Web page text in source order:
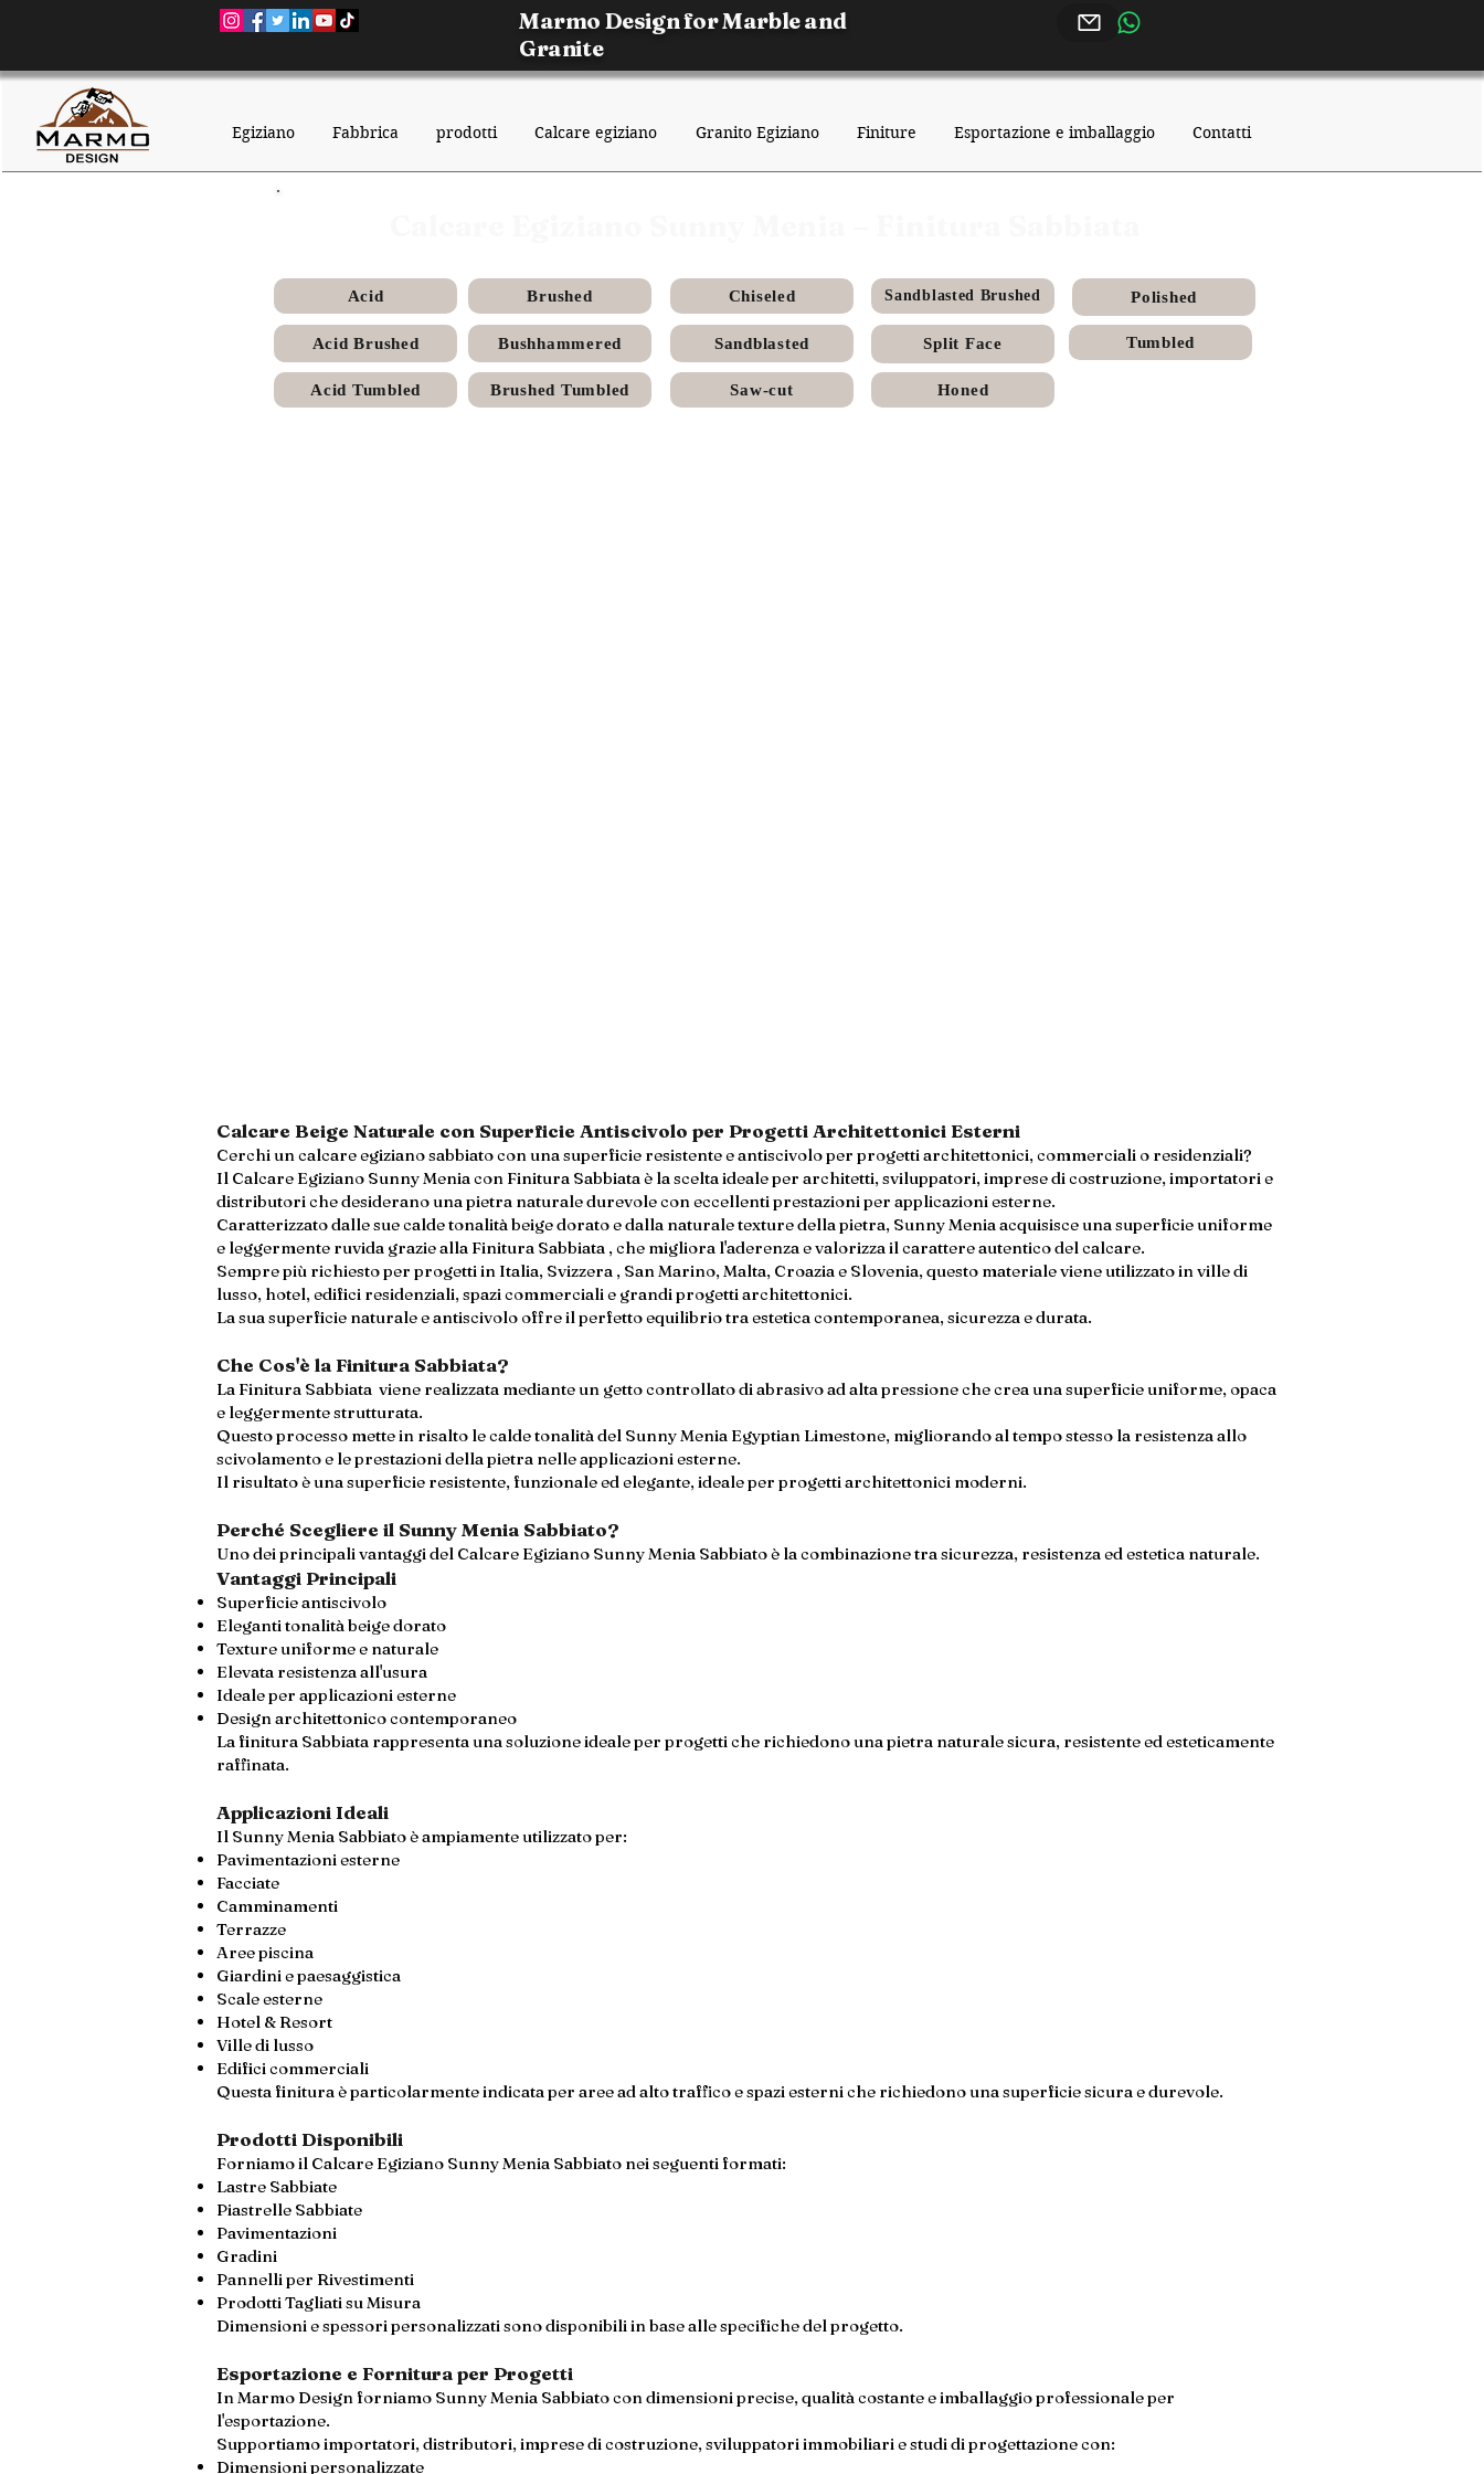
Marmo Design for Marble and
Granite
Egiziano Fabbrica prodotti Calcare egiziano Granito Egiziano Finiture Esportazione e imballaggio Contatti
Acid Brushed
Acid Brushed Bushhammered
Acid Tumbled Brushed Tumbled
Chiseled
Sandblasted
Saw-cut
Sandblasted Brushed
Split Face
Polished
Tumbled
Honed
Calcare Beige Naturale con Superficie Antiscivolo per Progetti Architettonici Esterni
Cerchi un calcare egiziano sabbiato con una superficie resistente e antiscivolo per progetti architettonici, commerciali o residenziali?
Il Calcare Egiziano Sunny Menia con Finitura Sabbiata è la scelta ideale per architetti, sviluppatori, imprese di costruzione, importatori e
distributori che desiderano una pietra naturale durevole con eccellenti prestazioni per applicazioni esterne.
Caratterizzato dalle sue calde tonalità beige dorato e dalla naturale texture della pietra, Sunny Menia acquisisce una superficie uniforme
e leggermente ruvida grazie alla Finitura Sabbiata , che migliora l'aderenza e valorizza il carattere autentico del calcare.
Sempre più richiesto per progetti in Italia, Svizzera , San Marino, Malta, Croazia e Slovenia, questo materiale viene utilizzato in ville di
lusso, hotel, edifici residenziali, spazi commerciali e grandi progetti architettonici.
La sua superficie naturale e antiscivolo offre il perfetto equilibrio tra estetica contemporanea, sicurezza e durata.
Che Cos'è la Finitura Sabbiata?
La Finitura Sabbiata viene realizzata mediante un getto controllato di abrasivo ad alta pressione che crea una superficie uniforme, opaca
e leggermente strutturata.
Questo processo mette in risalto le calde tonalità del Sunny Menia Egyptian Limestone, migliorando al tempo stesso la resistenza allo
scivolamento e le prestazioni della pietra nelle applicazioni esterne.
Il risultato è una superficie resistente, funzionale ed elegante, ideale per progetti architettonici moderni.
Perché Scegliere il Sunny Menia Sabbiato?
Uno dei principali vantaggi del Calcare Egiziano Sunny Menia Sabbiato è la combinazione tra sicurezza, resistenza ed estetica naturale.
Vantaggi Principali
Superficie antiscivolo
Eleganti tonalità beige dorato
Texture uniforme e naturale
Elevata resistenza all'usura
Ideale per applicazioni esterne
Design architettonico contemporaneo
La finitura Sabbiata rappresenta una soluzione ideale per progetti che richiedono una pietra naturale sicura, resistente ed esteticamente
raffinata.
Applicazioni Ideali
Il Sunny Menia Sabbiato è ampiamente utilizzato per:
Pavimentazioni esterne
Facciate
Camminamenti
Terrazze
Aree piscina
Giardini e paesaggistica
Scale esterne
Hotel & Resort
Ville di lusso
Edifici commerciali
Questa finitura è particolarmente indicata per aree ad alto traffico e spazi esterni che richiedono una superficie sicura e durevole.
Prodotti Disponibili
Forniamo il Calcare Egiziano Sunny Menia Sabbiato nei seguenti formati:
Lastre Sabbiate
Piastrelle Sabbiate
Pavimentazioni
Gradini
Pannelli per Rivestimenti
Prodotti Tagliati su Misura
Dimensioni e spessori personalizzati sono disponibili in base alle specifiche del progetto.
Esportazione e Fornitura per Progetti
In Marmo Design forniamo Sunny Menia Sabbiato con dimensioni precise, qualità costante e imballaggio professionale per
l'esportazione.
Supportiamo importatori, distributori, imprese di costruzione, sviluppatori immobiliari e studi di progettazione con:
Dimensioni personalizzate